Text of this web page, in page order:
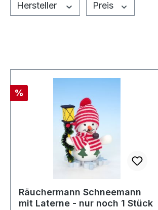
Hersteller Preis
Rabatt
%
Räuchermann Schneemann
mit Laterne - nur noch 1 Stück